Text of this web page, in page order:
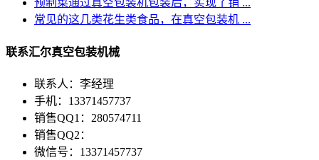
预制菜通过真空包装机包装后，实现了销 ...
常见的这几类花生类食品，在真空包装机 ...
联系汇尔真空包装机械
联系人：李经理
手机：13371457737
销售QQ1：280574711
销售QQ2：
微信号：13371457737